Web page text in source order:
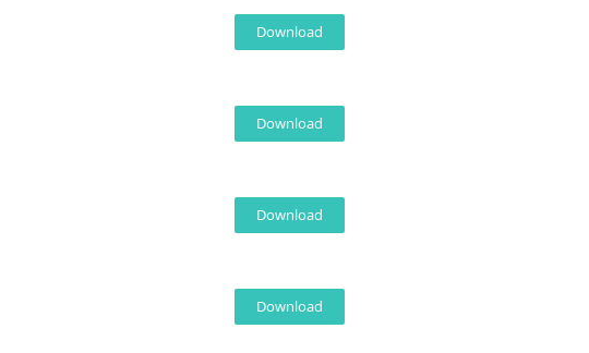
Download
Download
Download
Download